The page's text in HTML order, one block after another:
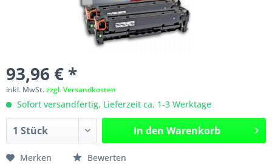
93,96 € *
inkl. MwSt.zzgl. Versandkosten
Sofort versandfertig, Lieferzeit ca. 1-3 Werktage
In den Warenkorb
Merken Bewerten